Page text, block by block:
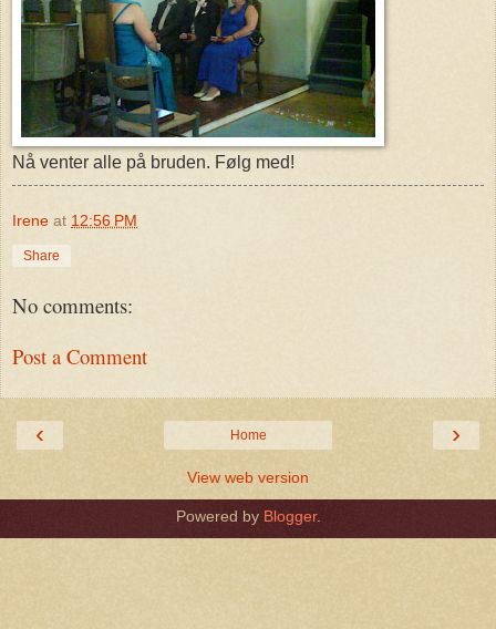
Nå venter alle på bruden. Følg med!
Irene at 12:56 PM
Share
No comments:
Post a Comment
‹ ›
Home
View web version
Powered by Blogger.